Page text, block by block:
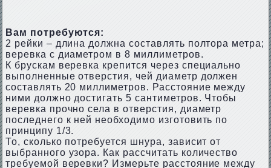
Вам потребуются:
2 рейки – длина должна составлять полтора метра;
веревка с диаметром в 8 миллиметров.
К брускам веревка крепится через специально
выполненные отверстия, чей диаметр должен
составлять 20 миллиметров. Расстояние между
ними должно достигать 5 сантиметров. Чтобы
веревка прочно села в отверстия, диаметр
последнего к ней необходимо изготовить по
принципу 1/3.
То, сколько потребуется шнура, зависит от
выбранного узора. Как рассчитать количество
требуемой веревки? Измерьте расстояние между